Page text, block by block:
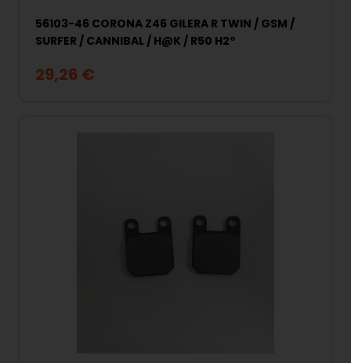
56103-46 CORONA Z46 GILERA R TWIN / GSM /
SURFER / CANNIBAL / H@K / R50 H2º
29,26 €